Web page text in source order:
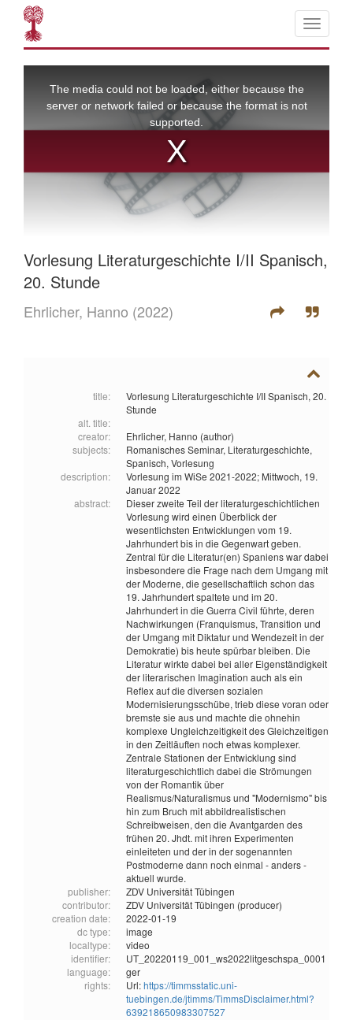
Vorlesung Literaturgeschichte I/II Spanisch,
20. Stunde
Ehrlicher, Hanno (2022)
title:
Vorlesung Literaturgeschichte I/II Spanisch, 20.
Stunde
alt. title:
creator:
Ehrlicher, Hanno (author)
subjects:
Romanisches Seminar, Literaturgeschichte,
Spanisch, Vorlesung
description:
Vorlesung im WiSe 2021-2022; Mittwoch, 19.
Januar 2022
abstract:
Dieser zweite Teil der literaturgeschichtlichen
Vorlesung wird einen Überblick der
wesentlichsten Entwicklungen vom 19.
Jahrhundert bis in die Gegenwart geben.
Zentral für die Literatur(en) Spaniens war dabei
insbesondere die Frage nach dem Umgang mit
der Moderne, die gesellschaftlich schon das
19. Jahrhundert spaltete und im 20.
Jahrhundert in die Guerra Civil führte, deren
Nachwirkungen (Franquismus, Transition und
der Umgang mit Diktatur und Wendezeit in der
Demokratie) bis heute spürbar bleiben. Die
Literatur wirkte dabei bei aller Eigenständigkeit
der literarischen Imagination auch als ein
Reflex auf die diversen sozialen
Modernisierungsschübe, trieb diese voran oder
bremste sie aus und machte die ohnehin
komplexe Ungleichzeitigkeit des Gleichzeitigen
in den Zeitläuften noch etwas komplexer.
Zentrale Stationen der Entwicklung sind
literaturgeschichtlich dabei die Strömungen
von der Romantik über
Realismus/Naturalismus und "Modernismo" bis
hin zum Bruch mit abbildrealistischen
Schreibweisen, den die Avantgarden des
frühen 20. Jhdt. mit ihren Experimenten
einleiteten und der in der sogenannten
Postmoderne dann noch einmal - anders -
aktuell wurde.
publisher:
ZDV Universität Tübingen
contributor:
ZDV Universität Tübingen (producer)
creation date:
2022-01-19
dc type:
image
localtype:
video
identifier:
UT_20220119_001_ws2022litgeschspa_0001
language:
ger
rights:
Url:https://timmsstatic.uni-
tuebingen.de/jtimms/TimmsDisclaimer.html?
639218650983307527